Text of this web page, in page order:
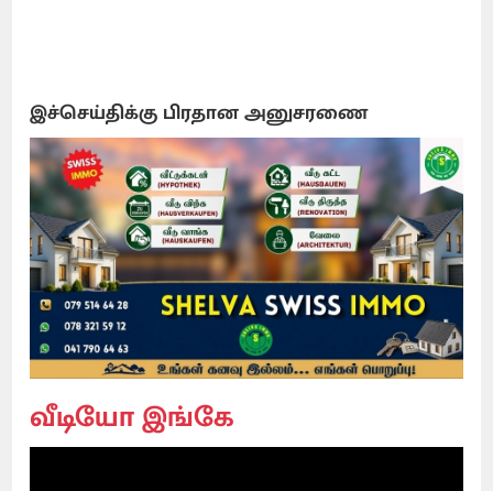
இச்செய்திக்கு பிரதான அனுசரணை
வீடியோ இங்கே